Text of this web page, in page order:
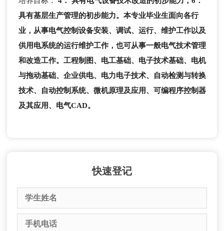
具有基层生产管理的初步能力。 本专业毕业生面向各行
业，从事电气控制设备安装、调试、运行、维护工作以及
供用电系统的运行维护工作，也可从事一般电气技术管理
和改造工作。 工程制图、电工基础、电子技术基础、电机
与拖动基础、企业供电、电力电子技术、自动检测与转换
技术、自动控制系统、微机原理及应用、可编程序控制器
及其应用、电气CAD。
快速登记